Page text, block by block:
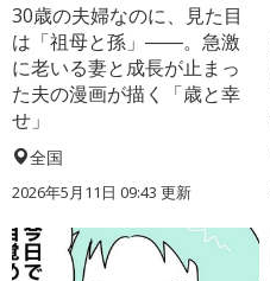
30歳の夫婦なのに、見た目
は「祖母と孫」――。急激
に老いる妻と成長が止まっ
た夫の漫画が描く「歳と幸
せ」
全国
2026年5月11日 09:43 更新